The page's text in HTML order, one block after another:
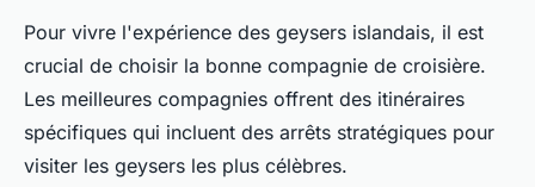
Pour vivre l'expérience des geysers islandais, il est
crucial de choisir la bonne compagnie de croisière.
Les meilleures compagnies offrent des itinéraires
spécifiques qui incluent des arrêts stratégiques pour
visiter les geysers les plus célèbres.